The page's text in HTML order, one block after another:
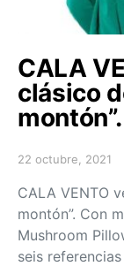
CALA
clásico
montón”.
Posted on
22 octubre, 2021
CALA VENTO
montón”. Con
Mushroom
seis